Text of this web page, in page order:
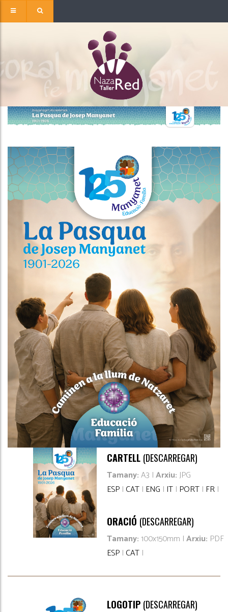
CARTELL (DESCARREGAR)
Tamany:A3 |Arxiu: JPG
ESP | CAT | ENG | IT | PORT | FR |
ORACIÓ (DESCARREGAR)
Tamany:100x150mm |Arxiu: PDF
ESP | CAT |
LOGOTIP (DESCARREGAR)